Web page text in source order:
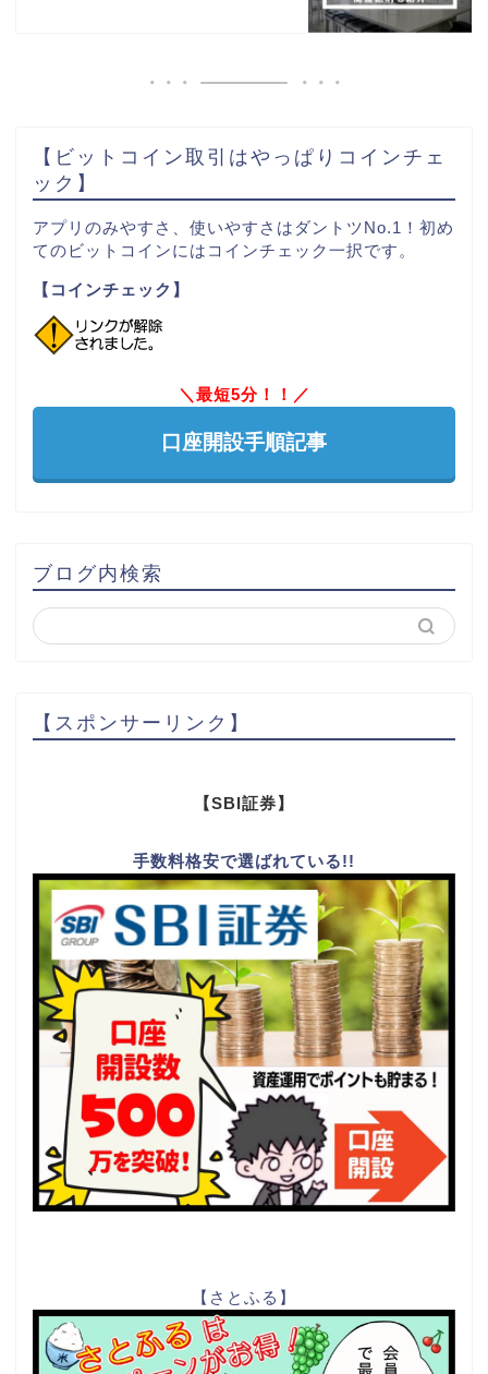
【ビットコイン取引はやっぱりコインチェ
ック】
アプリのみやすさ、使いやすさはダントツNo.1！初め
てのビットコインにはコインチェック一択です。
【コインチェック】
＼最短5分！！／
口座開設手順記事
ブログ内検索
【スポンサーリンク】
【SBI証券】
手数料格安で選ばれている!!
【さとふる】